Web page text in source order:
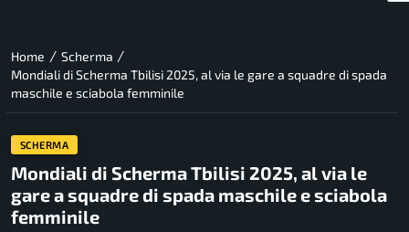
Home / Scherma /
Mondiali di Scherma Tbilisi 2025, al via le gare a squadre di spada
maschile e sciabola femminile
SCHERMA
Mondiali di Scherma Tbilisi 2025, al via le
gare a squadre di spada maschile e sciabola
femminile